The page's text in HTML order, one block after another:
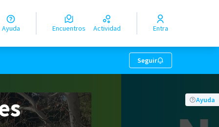
Ayuda Encuentros Actividad Entra
Seguir
Ayuda